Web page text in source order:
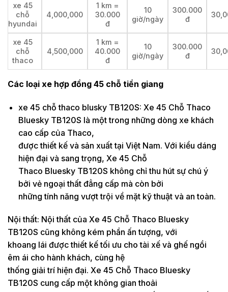
xe 45
chỗ
hyundai
4,000,000
1 km =
30.000
đ
10
giờ/ngày
300.000
đ
xe 45
chỗ
thaco
4,500,000
1 km =
40.000
đ
10
giờ/ngày
300.000
đ
Các loại xe hợp đồng 45 chỗ tiền giang
xe 45 chỗ thaco blusky TB120S: Xe 45 Chỗ Thaco
Bluesky TB120S là một trong những dòng xe khách
cao cấp của Thaco,
được thiết kế và sản xuất tại Việt Nam. Với kiểu dáng
hiện đại và sang trọng, Xe 45 Chỗ
Thaco Bluesky TB120S không chỉ thu hút sự chú ý
bởi vẻ ngoại thất đẳng cấp mà còn bởi
những tính năng vượt trội về mặt kỹ thuật và an toàn.
Nội thất: Nội thất của Xe 45 Chỗ Thaco Bluesky
TB120S cũng không kém phần ấn tượng, với
khoang lái được thiết kế tối ưu cho tài xế và ghế ngồi
êm ái cho hành khách, cùng hệ
thống giải trí hiện đại. Xe 45 Chỗ Thaco Bluesky
TB120S cung cấp một không gian thoải